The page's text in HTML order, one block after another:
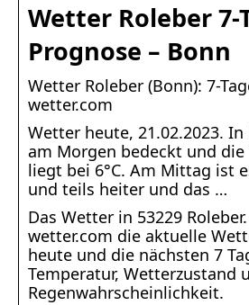
Wetter Roleber 7-
Prognose – Bonn
Wetter Roleber (Bonn): 7-
wetter.com
Wetter heute, 21.02.2023. In
am Morgen bedeckt und
liegt bei 6°C. Am Mittag ist
und teils heiter und das …
Das Wetter in 53229
wetter.com die aktuelle
heute und die nächsten 7
Temperatur, Wetterzustand
Regenwahrscheinlichkeit.